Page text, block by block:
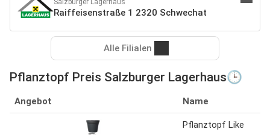
Raiffeisenstraße 1 2320 Schwechat
Alle Filialen
Pflanztopf Preis Salzburger Lagerhaus🕒
Angebot Name
Pflanztopf Like